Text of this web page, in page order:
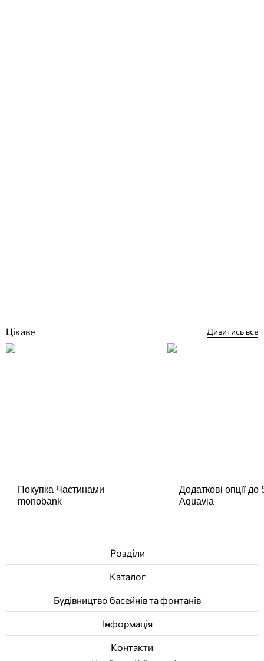
Цікаве Дивитись все
Покупка Частинами
monobank
Додаткові опції
Aquavia
Розділи
Каталог
Будівництво басейнів та фонтанів
Інформація
Контакти